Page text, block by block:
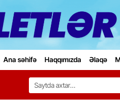
Ana səhifə Haqqımızda Əlaqə
Search…